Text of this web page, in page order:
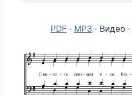
PDF · MP3 · Видео ·